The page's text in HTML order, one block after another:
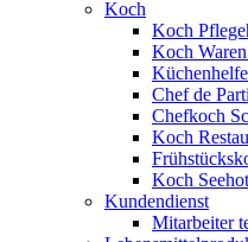
Koch
Koch
Koch
Chef de
Chefkoch
Koch
Koch
Kundendienst
Mitarbeiter